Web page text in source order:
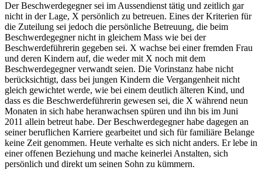
Der Beschwerdegegner sei im Aussendienst tätig und zeitlich gar
nicht in der Lage, X persönlich zu betreuen. Eines der Kriterien für
die Zuteilung sei jedoch die persönliche Betreuung, die beim
Beschwerdegegner nicht in gleichem Mass wie bei der
Beschwerdeführerin gegeben sei. X wachse bei einer fremden Frau
und deren Kindern auf, die weder mit X noch mit dem
Beschwerdegegner verwandt seien. Die Vorinstanz habe nicht
berücksichtigt, dass bei jungen Kindern die Vergangenheit nicht
gleich gewichtet werde, wie bei einem deutlich älteren Kind, und
dass es die Beschwerdeführerin gewesen sei, die X während neun
Monaten in sich habe heranwachsen spüren und ihn bis im Juni
2011 allein betreut habe. Der Beschwerdegegner habe dagegen an
seiner beruflichen Karriere gearbeitet und sich für familiäre Belange
keine Zeit genommen. Heute verhalte es sich nicht anders. Er lebe in
einer offenen Beziehung und mache keinerlei Anstalten, sich
persönlich und direkt um seinen Sohn zu kümmern.